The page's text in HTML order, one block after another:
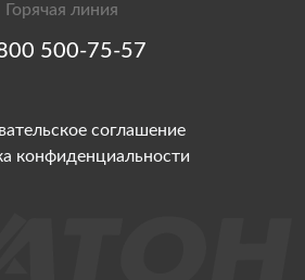
Горячая линия
500-75-57
соглашение
конфиденциальности